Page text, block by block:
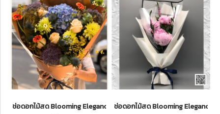
ช่อดอกไม้สด Blooming Elegance 41 I Le Floristeช่อดอกไม้สด Blooming Elegance 1